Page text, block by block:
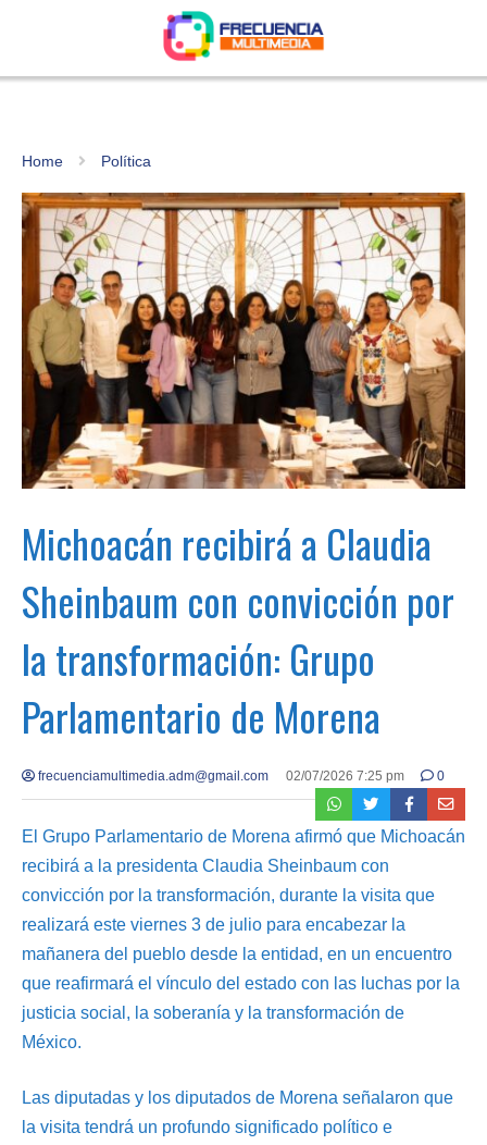
Home Política
Michoacán recibirá a Claudia
Sheinbaum con convicción por
la transformación: Grupo
Parlamentario de Morena
frecuenciamultimedia.adm@gmail.com 02/07/2026 7:25 pm 0
El Grupo Parlamentario de Morena afirmó que Michoacán
recibirá a la presidenta Claudia Sheinbaum con
convicción por la transformación, durante la visita que
realizará este viernes 3 de julio para encabezar la
mañanera del pueblo desde la entidad, en un encuentro
que reafirmará el vínculo del estado con las luchas por la
justicia social, la soberanía y la transformación de
México.
Las diputadas y los diputados de Morena señalaron que
la visita tendrá un profundo significado político e